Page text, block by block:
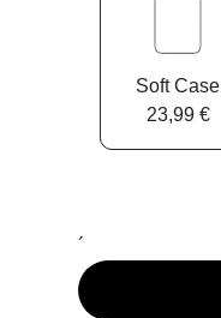
Soft Case
23,99 €
´